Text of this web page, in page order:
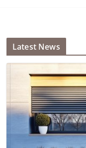
Latest News